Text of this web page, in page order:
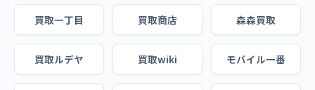
買取一丁目 買取商店 森森買取
買取ルデヤ 買取wiki モバイル一番